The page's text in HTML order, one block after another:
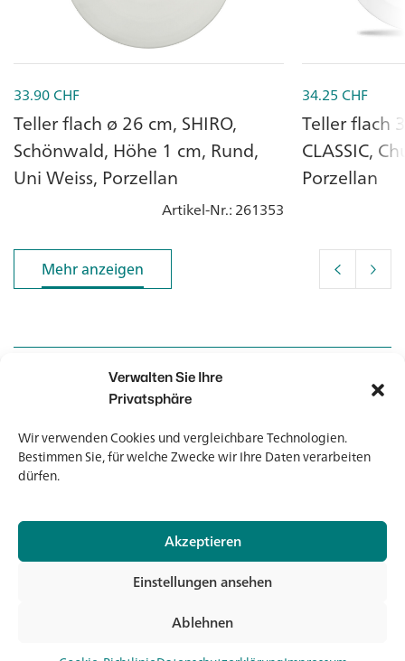
Verwalten Sie Ihre
Privatsphäre
Wir verwenden Cookies und vergleichbare Technologien.
Bestimmen Sie, für welche Zwecke wir Ihre Daten verarbeiten
dürfen.
Akzeptieren
Ablehnen
Einstellungen ansehen
33.90CHF
Teller flach ø 26 cm, SHIRO,
Schönwald, Höhe 1 cm, Rund,
Uni Weiss, Porzellan
Artikel-Nr.: 261353
34.25 CHF
Teller flach
CLASSIC,
Porzellan
Mehr anzeigen
Mehr anzeigen
Kontakt
Kontakt
Newsletter
Newsletter
© 2026 Banholzer AG
Impressum
Datenschutz